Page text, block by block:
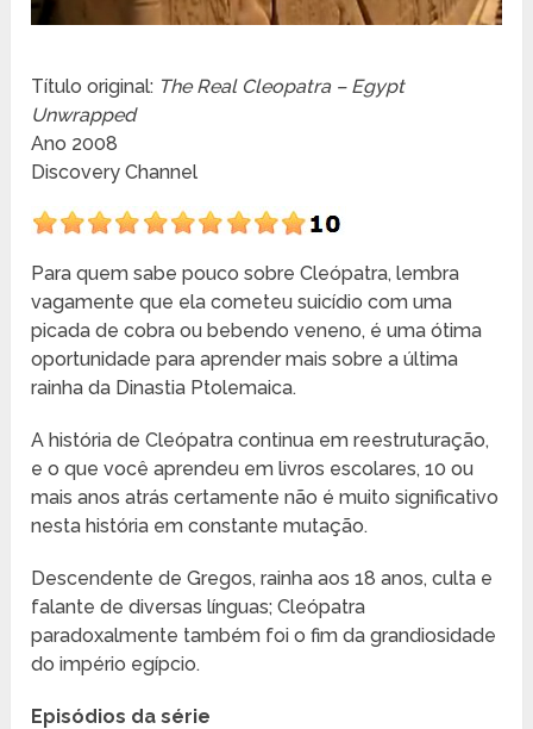
Título original: The Real Cleopatra – Egypt
Unwrapped
Ano 2008
Discovery Channel
Para quem sabe pouco sobre Cleópatra, lembra
vagamente que ela cometeu suicídio com uma
picada de cobra ou bebendo veneno, é uma ótima
oportunidade para aprender mais sobre a última
rainha da Dinastia Ptolemaica.
A história de Cleópatra continua em reestruturação,
e o que você aprendeu em livros escolares, 10 ou
mais anos atrás certamente não é muito significativo
nesta história em constante mutação.
Descendente de Gregos, rainha aos 18 anos, culta e
falante de diversas línguas; Cleópatra
paradoxalmente também foi o fim da grandiosidade
do império egípcio.
Episódios da série